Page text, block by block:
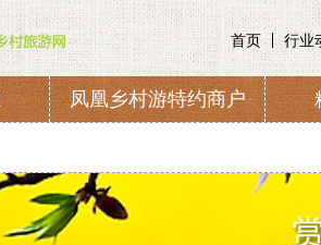
首页 行业
凤凰乡村游特约商户